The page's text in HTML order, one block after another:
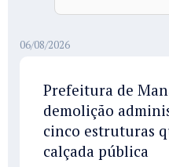
06/08/2026
Prefeitura de
demolição
cinco estruturas
calçada pública